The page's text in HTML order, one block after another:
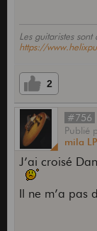
Les guitaristes sont
https://
2
#756
Publié
mila
J’ai croisé
Il ne m’a pas